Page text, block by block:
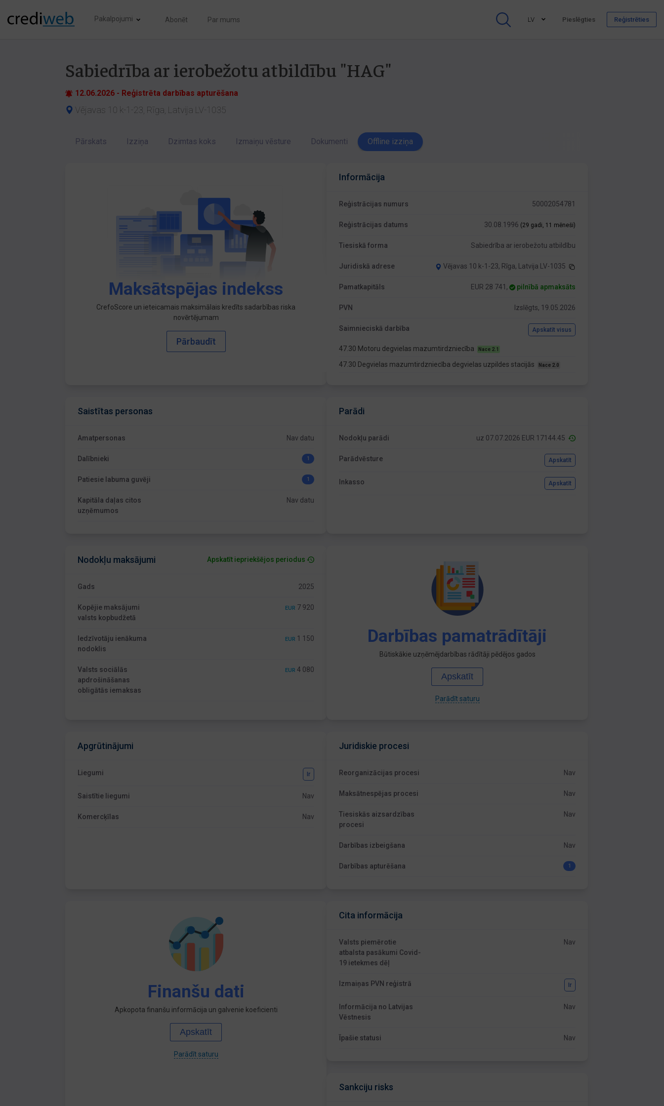
Pakalpojumi Abonēt Par mums LV Pieslēgties Reģistrēties
Sabiedrība ar ierobežotu atbildību "HAG"
12.06.2026 - Reģistrēta darbības apturēšana
Vējavas 10 k-1-23, Rīga, Latvija LV-1035
Pārskats Izziņa Dzimtas koks Izmaiņu vēsture Dokumenti Offline izziņa
Maksātspējas indekss
CrefoScore un ieteicamais maksimālais kredīts sadarbības riska
novērtējumam
Pārbaudīt
Informācija
Reģistrācijas numurs 50002054781
Reģistrācijas datums 30.08.1996 (29 gadi, 11 mēneši)
Tiesiskā forma Sabiedrība ar ierobežotu atbildību
Juridiskā adrese Vējavas 10 k-1-23, Rīga, Latvija LV-1035
Pamatkapitāls EUR 28 741, pilnībā apmaksāts
PVN Izslēgts, 19.05.2026
Saimnieciskā darbība Apskatīt visus
47.30 Motoru degvielas mazumtirdzniecība Nace 2.1
47.30 Degvielas mazumtirdzniecība degvielas uzpildes stacijās Nace 2.0
Saistītas personas
Amatpersonas Nav datu
Dalībnieki 1
Patiesie labuma guvēji 1
Kapitāla daļas citos
uzņēmumos
Nav datu
Parādi
Nodokļu parādi uz 07.07.2026 EUR 17144.45
Parādvēsture Apskatīt
Inkasso Apskatīt
Nodokļu maksājumi Apskatīt iepriekšējos periodus
Gads 2025
Kopējie maksājumi
valsts kopbudžetā
EUR 7 920
Iedzīvotāju ienākuma
nodoklis
EUR 1 150
Valsts sociālās
apdrošināšanas
obligātās iemaksas
EUR 4 080
Darbības pamatrādītāji
Būtiskākie uzņēmējdarbības rādītāji pēdējos gados
Apskatīt
Parādīt saturu
Apgrūtinājumi
Liegumi Ir
Saistītie liegumi Nav
Komercķīlas Nav
Juridiskie procesi
Reorganizācijas procesi Nav
Maksātnespējas procesi Nav
Tiesiskās aizsardzības
procesi
Nav
Darbības izbeigšana Nav
Darbības apturēšana 1
Finanšu dati
Apkopota finanšu informācija un galvenie koeficienti
Apskatīt
Parādīt saturu
Cita informācija
Valsts piemērotie
atbalsta pasākumi Covid-
19 ietekmes dēļ
Nav
Izmaiņas PVN reģistrā Ir
Informācija no Latvijas
Vēstnesis
Nav
Īpašie statusi Nav
Sankciju risks